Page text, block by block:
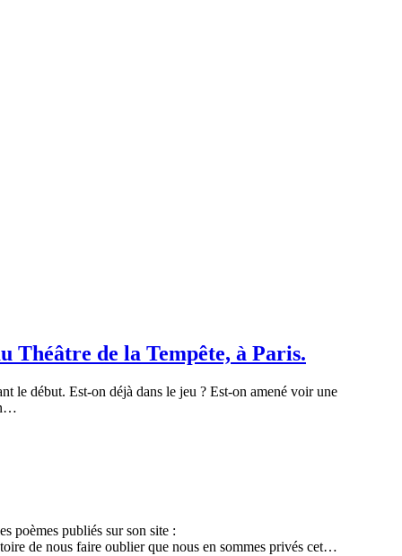
Théâtre de la Tempête, à Paris.
le début. Est-on déjà dans le jeu ? Est-on amené voir une
poèmes publiés sur son site :
de nous faire oublier que nous en sommes privés cet…